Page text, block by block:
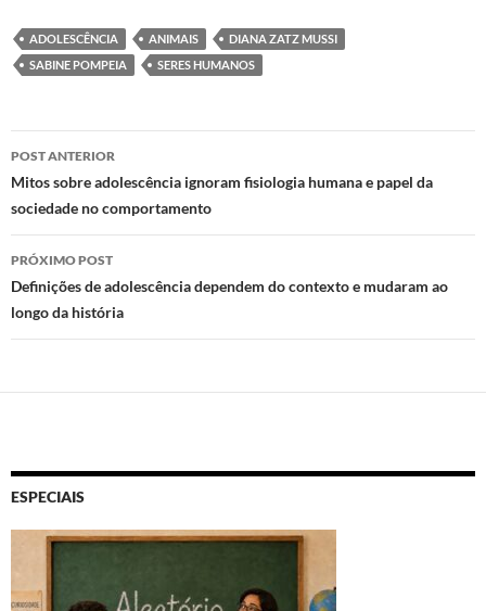
to
d
n
e
b
o
k
at
s
p
p
nt
ADOLESCÊNCIA ANIMAIS
DIANA ZATZ MUSSI
SABINE POMPEIA
SERES HUMANOS
Navegação
de
posts
POST ANTERIOR
Mitos sobre adolescência ignoram fisiologia humana e papel da
sociedade no comportamento
PRÓXIMO POST
Definições de adolescência dependem do contexto e mudaram ao
longo da história
ESPECIAIS